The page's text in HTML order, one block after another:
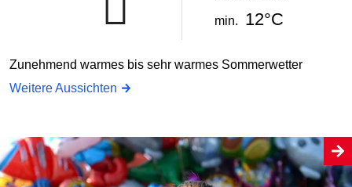
min. 12°C
Zunehmend warmes bis sehr warmes Sommerwetter
Weitere Aussichten